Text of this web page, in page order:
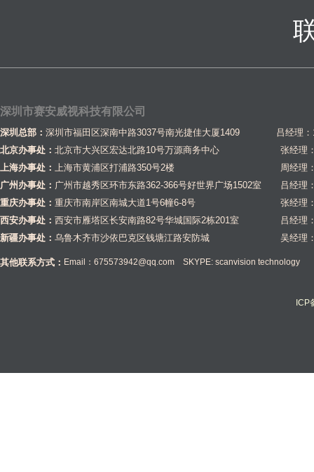
深圳市赛安威视科技有限公司
深圳总部： 深圳市福田区深南中路3037号南光捷佳大厦1409 吕经理：
北京办事处： 北京市大兴区宏达北路10号万源商务中心
张经理
上海办事处： 上海市黄浦区打浦路350号2楼
周经理
广州办事处： 广州市越秀区环市东路362-366号好世界广场1502室
吕经理
重庆办事处： 重庆市南岸区南城大道1号6幢6-8号
张经理
西安办事处： 西安市雁塔区长安南路82号华城国际2栋201室
吕经理
新疆办事处： 乌鲁木齐市沙依巴克区钱塘江路安防城 吴经理
其他联系方式： Email：675573942@qq.com SKYPE: scanvision technology
ICP